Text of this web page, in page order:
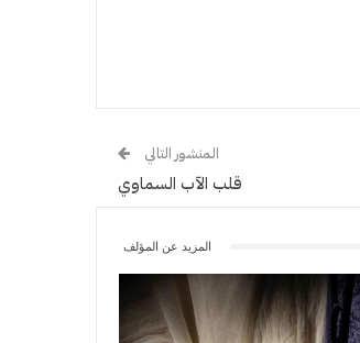
المنشور التالي
قلب الآب السماوي
المزيد عن المؤلف